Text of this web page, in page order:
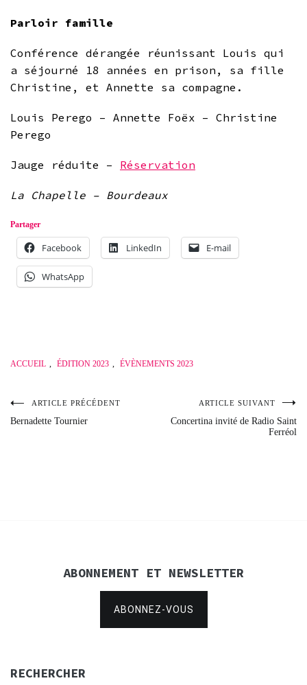
Parloir famille
Conférence dérangée réunissant Louis qui
a séjourné 18 années en prison, sa fille
Christine, et Annette sa compagne.
Louis Perego – Annette Foëx – Christine
Perego
Jauge réduite – Réservation
La Chapelle – Bourdeaux
Partager
Facebook LinkedIn E-mail
WhatsApp
ACCUEIL , ÉDITION 2023 , ÉVÈNEMENTS 2023
Navigation
ARTICLE PRÉCÉDENT
Bernadette Tournier
ARTICLE SUIVANT
Concertina invité de Radio Saint
Ferréol
ABONNEMENT ET NEWSLETTER
ABONNEZ-VOUS
RECHERCHER